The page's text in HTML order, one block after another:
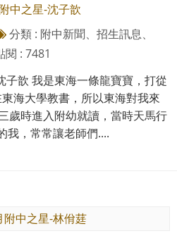
中之星-沈子歆
分類 : 附中新聞、招生訊息、
閱 : 7481
子歆 我是東海一條龍寶寶，打從
海大學教書，所以東海對我來
歲時進入附幼就讀，當時天馬行
我，常常讓老師們....